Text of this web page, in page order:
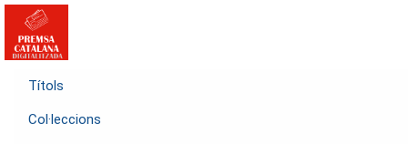
Títols
Col·leccions